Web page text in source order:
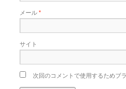
メール*
サイト
次回のコメントで使用するためブ